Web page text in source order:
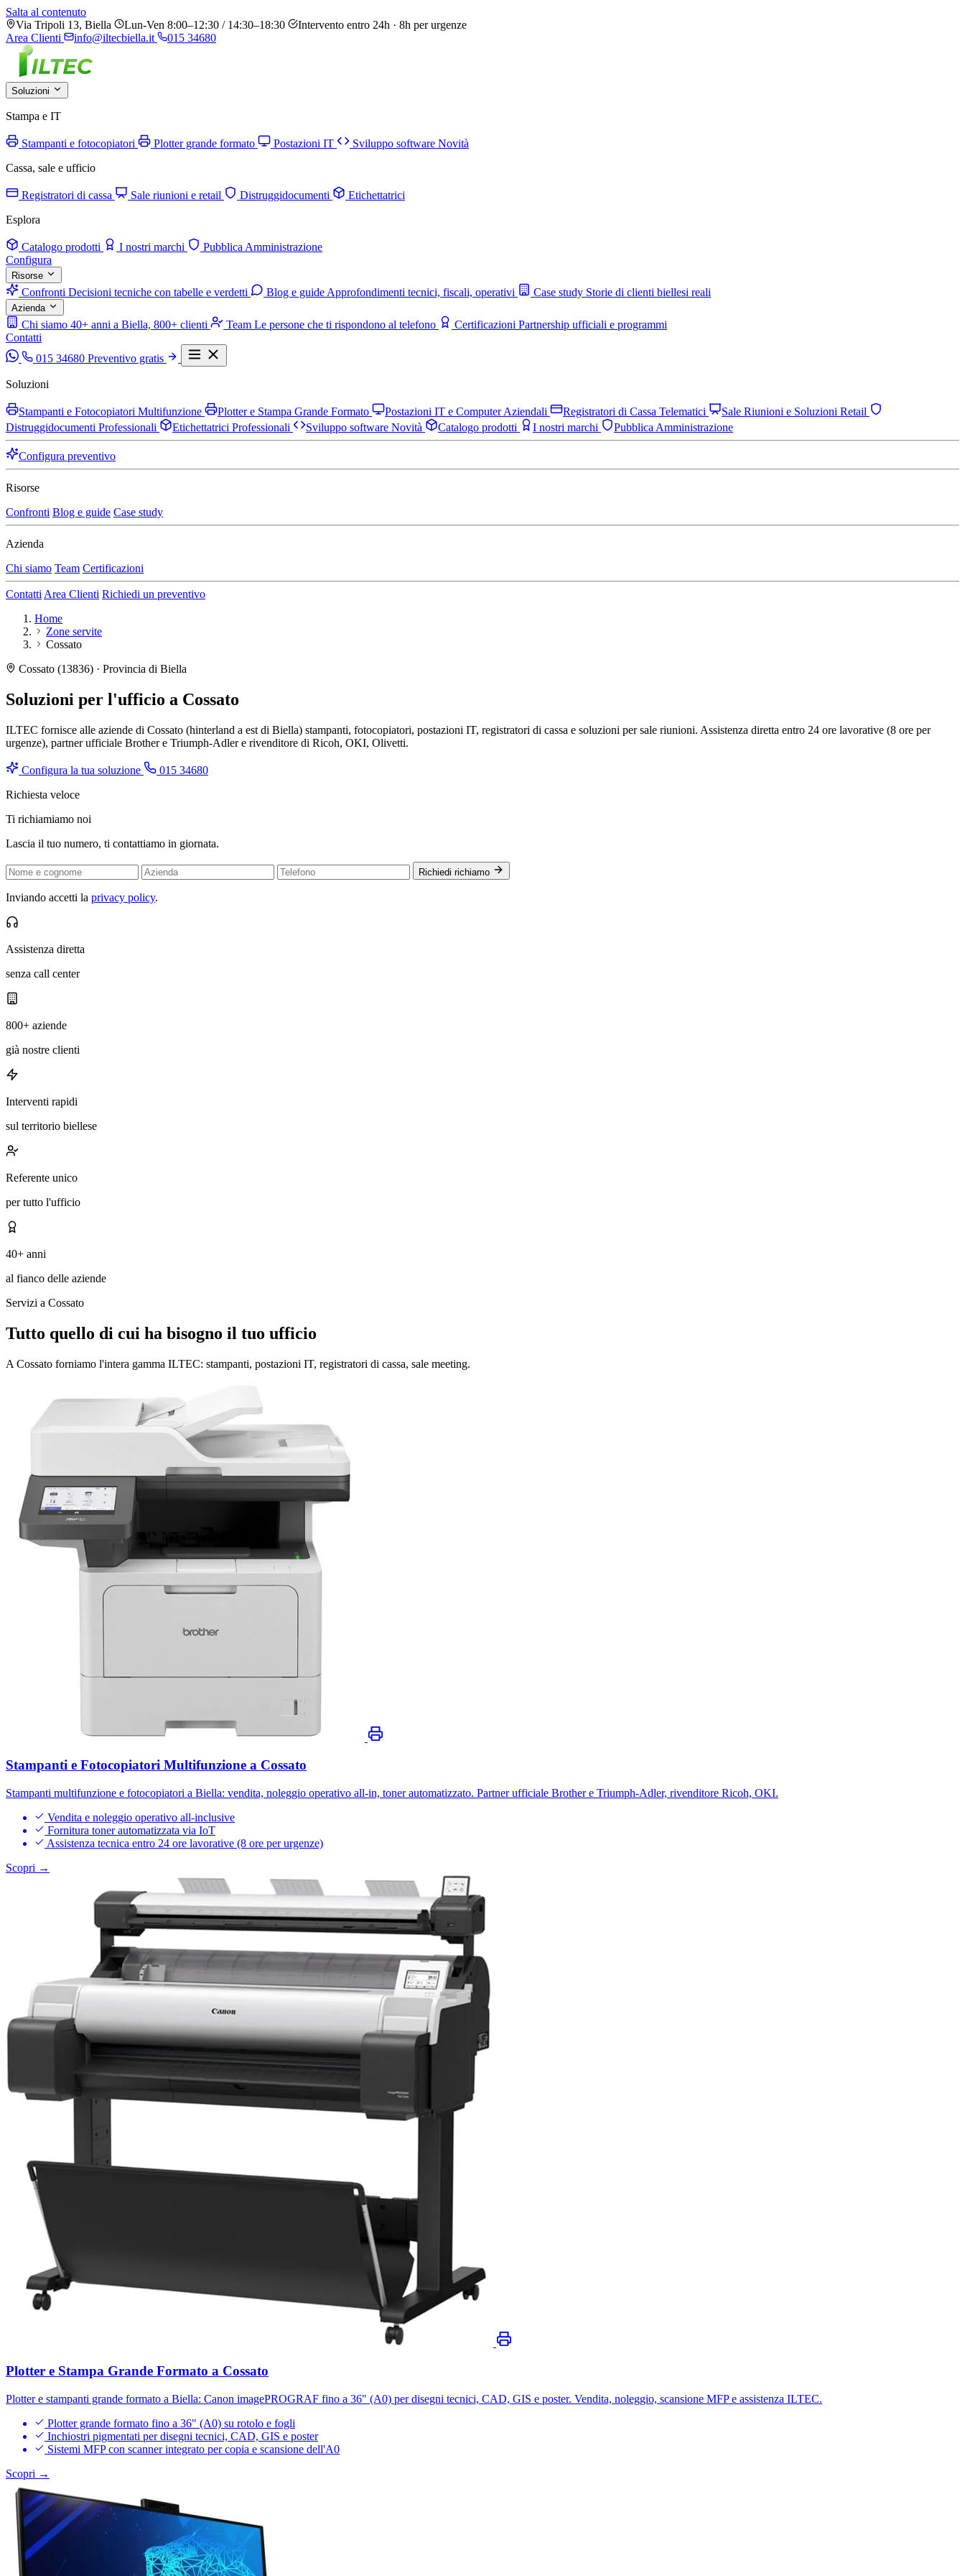
Salta al contenuto
Via Tripoli 13, Biella
Lun-Ven 8:00–12:30 / 14:30–18:30
Intervento entro 24h · 8h per urgenze
Area Clienti
info@iltecbiella.it 015 34680
Soluzioni
Stampa e IT
Stampanti e fotocopiatori Plotter grande formato Postazioni IT Sviluppo software Novità
Cassa, sale e ufficio
Registratori di cassa Sale riunioni e retail Distruggidocumenti
Etichettatrici
Esplora
Catalogo prodotti I nostri marchi
Pubblica Amministrazione
Configura
Risorse
Confronti Decisioni tecniche con tabelle e verdetti Blog e guide Approfondimenti tecnici, fiscali, operativi Case study Storie di clienti biellesi reali
Azienda
Chi siamo 40+ anni a Biella, 800+ clienti Team Le persone che ti rispondono al telefono Certificazioni Partnership ufficiali e programmi
Contatti
015 34680 Preventivo gratis
Soluzioni
Stampanti e Fotocopiatori Multifunzione Plotter e Stampa Grande Formato Postazioni IT e Computer Aziendali Registratori di Cassa Telematici
Sale Riunioni e Soluzioni Retail
Distruggidocumenti Professionali
Etichettatrici Professionali Sviluppo software Novità Catalogo prodotti I nostri marchi Pubblica Amministrazione
Configura preventivo
Risorse
Confronti Blog e guide Case study
Azienda
Chi siamo Team Certificazioni
Contatti Area Clienti Richiedi un preventivo
Home
Zone servite
Cossato
Cossato (13836) · Provincia di Biella
Soluzioni per l'ufficio a Cossato
ILTEC fornisce alle aziende di Cossato (hinterland a est di Biella) stampanti, fotocopiatori, postazioni IT, registratori di cassa e soluzioni per sale riunioni. Assistenza diretta entro 24 ore lavorative (8 ore per
urgenze), partner ufficiale Brother e Triumph-Adler e rivenditore di Ricoh, OKI, Olivetti.
Configura la tua soluzione
015 34680
Richiesta veloce
Ti richiamiamo noi
Lascia il tuo numero, ti contattiamo in giornata.
Richiedi richiamo
Inviando accetti la privacy policy.
Assistenza diretta
senza call center
800+ aziende
già nostre clienti
Interventi rapidi
sul territorio biellese
Referente unico
per tutto l'ufficio
40+ anni
al fianco delle aziende
Servizi a Cossato
Tutto quello di cui ha bisogno il tuo ufficio
A Cossato forniamo l'intera gamma ILTEC: stampanti, postazioni IT, registratori di cassa, sale meeting.
Stampanti e Fotocopiatori Multifunzione a Cossato
Stampanti multifunzione e fotocopiatori a Biella: vendita, noleggio operativo all-in, toner automatizzato. Partner ufficiale Brother e Triumph-Adler, rivenditore Ricoh, OKI.
Vendita e noleggio operativo all-inclusive
Fornitura toner automatizzata via IoT
Assistenza tecnica entro 24 ore lavorative (8 ore per urgenze)
Scopri →
Plotter e Stampa Grande Formato a Cossato
Plotter e stampanti grande formato a Biella: Canon imagePROGRAF fino a 36" (A0) per disegni tecnici, CAD, GIS e poster. Vendita, noleggio, scansione MFP e assistenza ILTEC.
Plotter grande formato fino a 36" (A0) su rotolo e fogli
Inchiostri pigmentati per disegni tecnici, CAD, GIS e poster
Sistemi MFP con scanner integrato per copia e scansione dell'A0
Scopri →